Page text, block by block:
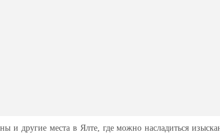
и другие места в Ялте, где можно насладиться